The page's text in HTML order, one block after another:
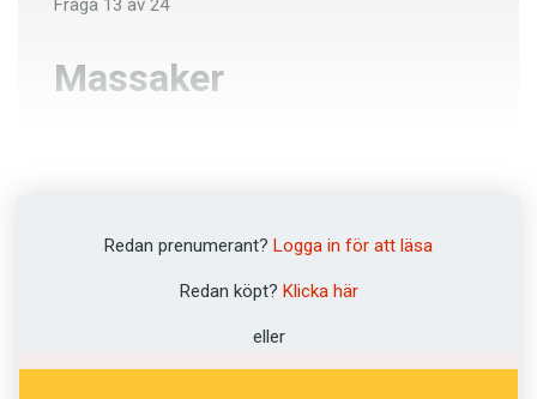
Fråga 13 av 24
Massaker
Massmord
Redan prenumerant? Logga in för att läsa
Redan köpt? Klicka här
eller